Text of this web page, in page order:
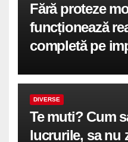
Fără proteze
funcționează
completă pe
DIVERSE
Te muti? Cum
lucrurile, sa nu